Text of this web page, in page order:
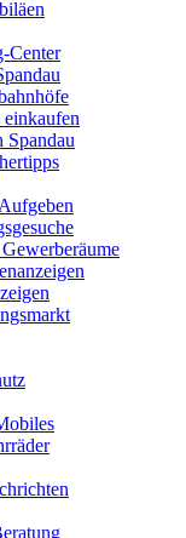
Center
einkaufen
Spandau